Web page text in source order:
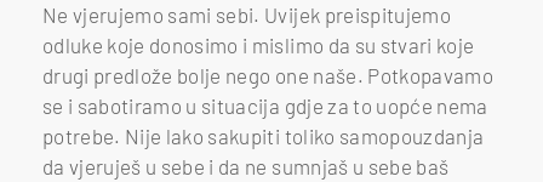
Ne vjerujemo sami sebi. Uvijek preispitujemo
odluke koje donosimo i mislimo da su stvari koje
drugi predlože bolje nego one naše. Potkopavamo
se i sabotiramo u situacija gdje za to uopće nema
potrebe. Nije lako sakupiti toliko samopouzdanja
da vjeruješ u sebe i da ne sumnjaš u sebe baš